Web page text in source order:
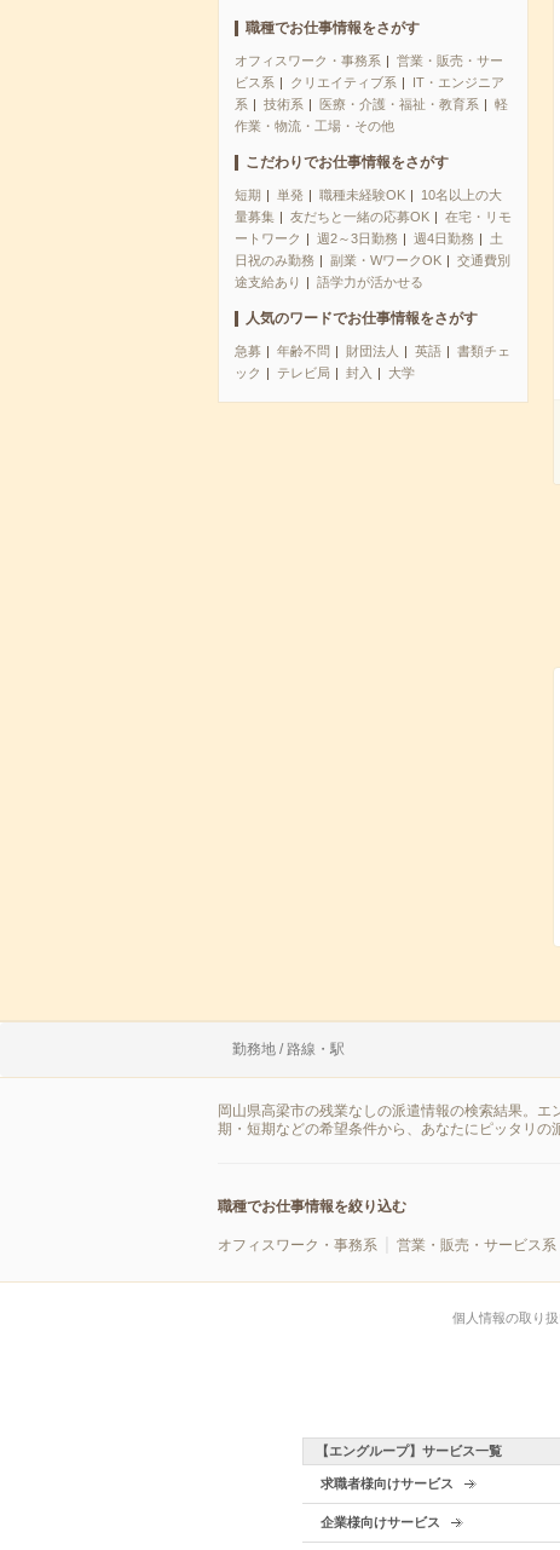
職種でお仕事情報をさがす
オフィスワーク・事務系
営業・販売・サー
ビス系
クリエイティブ系
IT・エンジニア
系
技術系 医療・介護・福祉・教育系
軽
作業・物流・工場・その他
こだわりでお仕事情報をさがす
短期 単発 職種未経験OK
10名以上の大
量募集
友だちと一緒の応募OK
在宅・リモ
ートワーク
週2～3日勤務 週4日勤務
土
日祝のみ勤務
副業・WワークOK
交通費別
途支給あり
語学力が活かせる
人気のワードでお仕事情報をさがす
急募 年齢不問 財団法人 英語
書類チェ
ック
テレビ局 封入 大学
勤務地 / 路線・駅
岡山県高梁市の残業なしの派遣情報の検索結果。
期・短期などの希望条件から、あなたにピッタリの
職種でお仕事情報を絞り込む
オフィスワーク・事務系 営業・販売・サービス系
個人情報の取り
【エングループ】サービス一覧
求職者様向けサービス
企業様向けサービス